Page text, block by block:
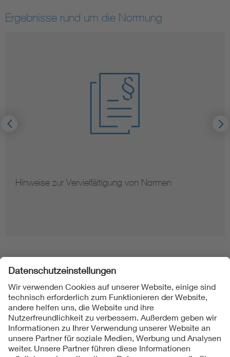
Ergebnisse rund um die Normung
Hinweise zur Vervielfältigung von Normen
Folgen Sie uns